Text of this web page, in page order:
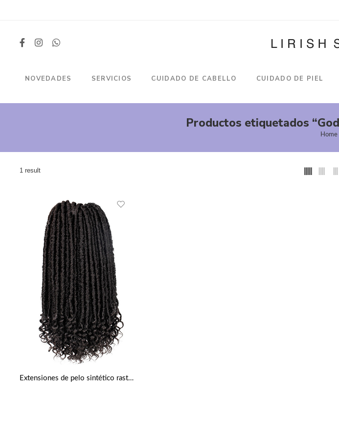
NOVEDADES SERVICIOS CUIDADO DE CABELLO CUIDADO DE PIEL
Productos etiquetados
Home
1 result
Extensiones de pelo sintético rastas Goddess Faux Locs Crochet